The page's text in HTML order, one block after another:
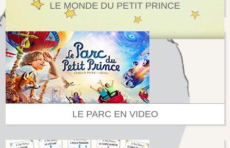
LE MONDE DU PETIT PRINCE
LE PARC EN VIDEO